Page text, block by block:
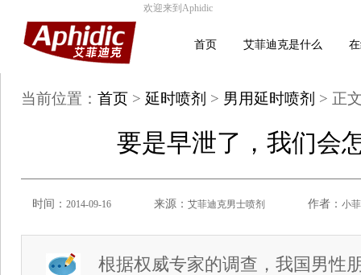
欢迎来到Aphidic
首页 艾菲迪克是什么
当前位置： 首页 > 延时喷剂 > 男用延时喷剂 > 正
要是早泄了，我们会
时间： 2014-09-16 来源： 艾菲迪克男士喷剂 作者： 小菲
根据权威专家的调查，我国男性